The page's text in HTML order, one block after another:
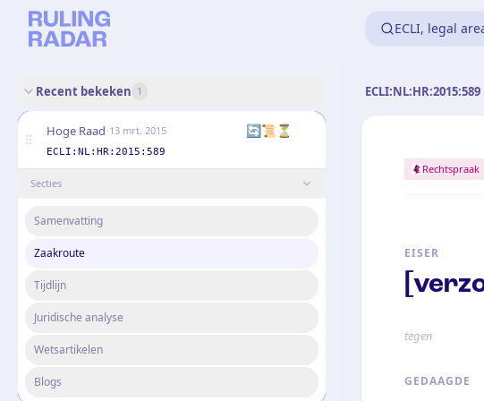
ECLI, legal
Recent bekeken 1
Hoge Raad·13 mrt. 2015 🔄📜⏳
ECLI:NL:HR:2015:589
Secties
Samenvatting
Zaakroute
Tijdlijn
Juridische analyse
Wetsartikelen
Blogs
ECLI:NL:HR:2015:589
Rechtspraak
EISER
tegen
GEDAAGDE